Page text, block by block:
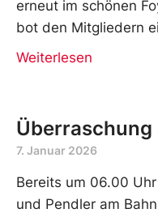
erneut im schönen
bot den Mitgliedern
Weiterlesen
Überraschung
7. Januar 2026
Bereits um 06.00
und Pendler am